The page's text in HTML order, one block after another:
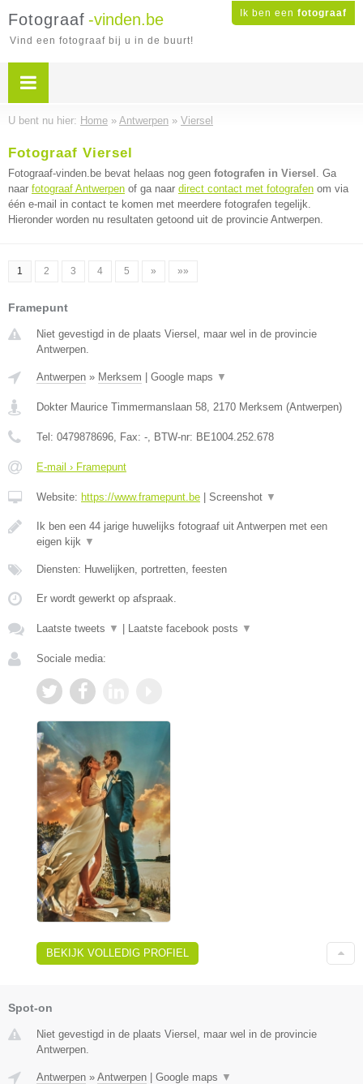
Ik ben een fotograaf
Fotograaf -vinden.be
Vind een fotograaf bij u in de buurt!
U bent nu hier: Home » Antwerpen » Viersel
Fotograaf Viersel
Fotograaf-vinden.be bevat helaas nog geen fotografen in Viersel . Ga
naar fotograaf Antwerpen of ga naar direct contact met fotografen om via
één e-mail in contact te komen met meerdere fotografen tegelijk.
Hieronder worden nu resultaten getoond uit de provincie Antwerpen.
1 2 3 4 5 » »»
Framepunt
Niet gevestigd in de plaats Viersel, maar wel in de provincie
Antwerpen.
Antwerpen » Merksem Google maps ▼
Dokter Maurice Timmermanslaan 58, 2170 Merksem (Antwerpen)
Tel: 0479878696, Fax: -, BTW-nr: BE1004.252.678
E-mail › Framepunt
Website: https://www.framepunt.be Screenshot ▼
Ik ben een 44 jarige huwelijks fotograaf uit Antwerpen met een
eigen kijk ▼
Diensten: Huwelijken, portretten, feesten
Er wordt gewerkt op afspraak.
Laatste tweets ▼ Laatste facebook posts ▼
Sociale media:
BEKIJK VOLLEDIG PROFIEL
Spot-on
Niet gevestigd in de plaats Viersel, maar wel in de provincie
Antwerpen.
Antwerpen » Antwerpen Google maps ▼